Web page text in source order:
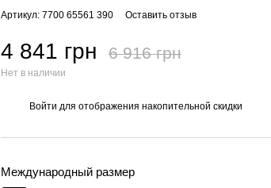
Артикул: 7700 65561 390 Оставить отзыв
4 841 грн 6 916 грн
Нет в наличии
Войти для отображения накопительной скидки
Международный размер